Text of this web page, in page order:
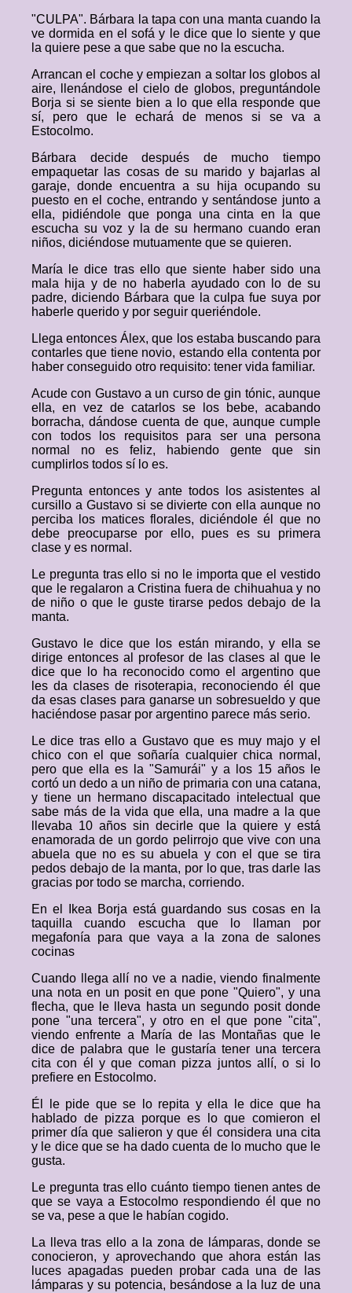
"CULPA". Bárbara la tapa con una manta cuando la
ve dormida en el sofá y le dice que lo siente y que
la quiere pese a que sabe que no la escucha.
Arrancan el coche y empiezan a soltar los globos al
aire, llenándose el cielo de globos, preguntándole
Borja si se siente bien a lo que ella responde que
sí, pero que le echará de menos si se va a
Estocolmo.
Bárbara decide después de mucho tiempo
empaquetar las cosas de su marido y bajarlas al
garaje, donde encuentra a su hija ocupando su
puesto en el coche, entrando y sentándose junto a
ella, pidiéndole que ponga una cinta en la que
escucha su voz y la de su hermano cuando eran
niños, diciéndose mutuamente que se quieren.
María le dice tras ello que siente haber sido una
mala hija y de no haberla ayudado con lo de su
padre, diciendo Bárbara que la culpa fue suya por
haberle querido y por seguir queriéndole.
Llega entonces Álex, que los estaba buscando para
contarles que tiene novio, estando ella contenta por
haber conseguido otro requisito: tener vida familiar.
Acude con Gustavo a un curso de gin tónic, aunque
ella, en vez de catarlos se los bebe, acabando
borracha, dándose cuenta de que, aunque cumple
con todos los requisitos para ser una persona
normal no es feliz, habiendo gente que sin
cumplirlos todos sí lo es.
Pregunta entonces y ante todos los asistentes al
cursillo a Gustavo si se divierte con ella aunque no
perciba los matices florales, diciéndole él que no
debe preocuparse por ello, pues es su primera
clase y es normal.
Le pregunta tras ello si no le importa que el vestido
que le regalaron a Cristina fuera de chihuahua y no
de niño o que le guste tirarse pedos debajo de la
manta.
Gustavo le dice que los están mirando, y ella se
dirige entonces al profesor de las clases al que le
dice que lo ha reconocido como el argentino que
les da clases de risoterapia, reconociendo él que
da esas clases para ganarse un sobresueldo y que
haciéndose pasar por argentino parece más serio.
Le dice tras ello a Gustavo que es muy majo y el
chico con el que soñaría cualquier chica normal,
pero que ella es la "Samurái" y a los 15 años le
cortó un dedo a un niño de primaria con una catana,
y tiene un hermano discapacitado intelectual que
sabe más de la vida que ella, una madre a la que
llevaba 10 años sin decirle que la quiere y está
enamorada de un gordo pelirrojo que vive con una
abuela que no es su abuela y con el que se tira
pedos debajo de la manta, por lo que, tras darle las
gracias por todo se marcha, corriendo.
En el Ikea Borja está guardando sus cosas en la
taquilla cuando escucha que lo llaman por
megafonía para que vaya a la zona de salones
cocinas
Cuando llega allí no ve a nadie, viendo finalmente
una nota en un posit en que pone "Quiero", y una
flecha, que le lleva hasta un segundo posit donde
pone "una tercera", y otro en el que pone "cita",
viendo enfrente a María de las Montañas que le
dice de palabra que le gustaría tener una tercera
cita con él y que coman pizza juntos allí, o si lo
prefiere en Estocolmo.
Él le pide que se lo repita y ella le dice que ha
hablado de pizza porque es lo que comieron el
primer día que salieron y que él considera una cita
y le dice que se ha dado cuenta de lo mucho que le
gusta.
Le pregunta tras ello cuánto tiempo tienen antes de
que se vaya a Estocolmo respondiendo él que no
se va, pese a que le habían cogido.
La lleva tras ello a la zona de lámparas, donde se
conocieron, y aprovechando que ahora están las
luces apagadas pueden probar cada una de las
lámparas y su potencia, besándose a la luz de una